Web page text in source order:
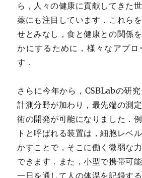
ら，人々の健康に貢献してきた
薬にも注目しています．これら
せとみなし，食と健康との関係
かにするために，様々なアプロ
す．
さらに今年から，CSBLabの研
計測分野が加わり，最先端の測
術の開発が可能になりました．
トと呼ばれる装置は，細胞レベ
かすことで，そこに働く微弱な
できます．また，小型で携帯可
一日を通して人の体温を記録す